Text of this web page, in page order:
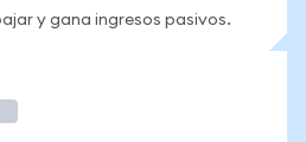
y gana ingresos pasivos.